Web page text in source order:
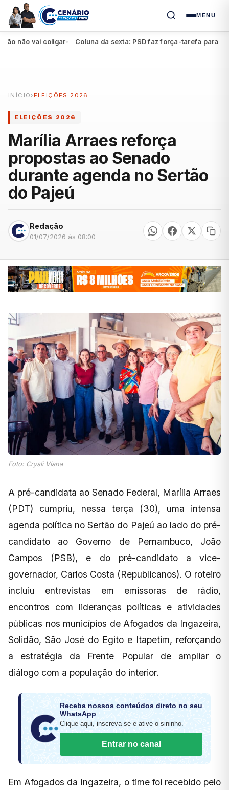
MENU
vai coligar● Coluna da sexta: PSD faz força-tarefa para
INÍCIO ›ELEIÇÕES 2026
ELEIÇÕES 2026
Marília Arraes reforça
propostas ao Senado
durante agenda no Sertão
do Pajeú
Redação
01/07/2026 às 08:00
Foto: Crysli Viana
A pré-candidata ao Senado Federal, Marília Arraes
(PDT) cumpriu, nessa terça (30), uma intensa
agenda política no Sertão do Pajeú ao lado do pré-
candidato ao Governo de Pernambuco, João
Campos (PSB), e do pré-candidato a vice-
governador, Carlos Costa (Republicanos). O roteiro
incluiu entrevistas em emissoras de rádio,
encontros com lideranças políticas e atividades
públicas nos municípios de Afogados da Ingazeira,
Solidão, São José do Egito e Itapetim, reforçando
a estratégia da Frente Popular de ampliar o
diálogo com a população do interior.
Receba nossos conteúdos direto no seu
WhatsApp
Clique aqui, inscreva-se e ative o sininho.
Entrar no canal
Em Afogados da Ingazeira, o time foi recebido pelo